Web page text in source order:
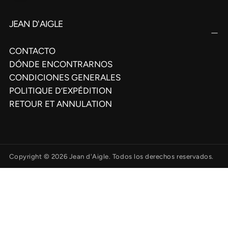
JEAN D'AIGLE
CONTACTO
DÓNDE ENCONTRARNOS
CONDICIONES GENERALES
POLITIQUE D’EXPÉDITION
RETOUR ET ANNULATION
Copyright © 2026 Jean d'Aigle. Todos los derechos reservados.